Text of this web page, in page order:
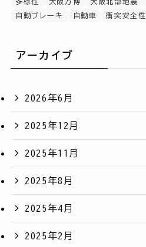
自動ブレーキ
自動車 衝突安全性
アーカイブ
2026年6月
2025年12月
2025年11月
2025年8月
2025年4月
2025年2月